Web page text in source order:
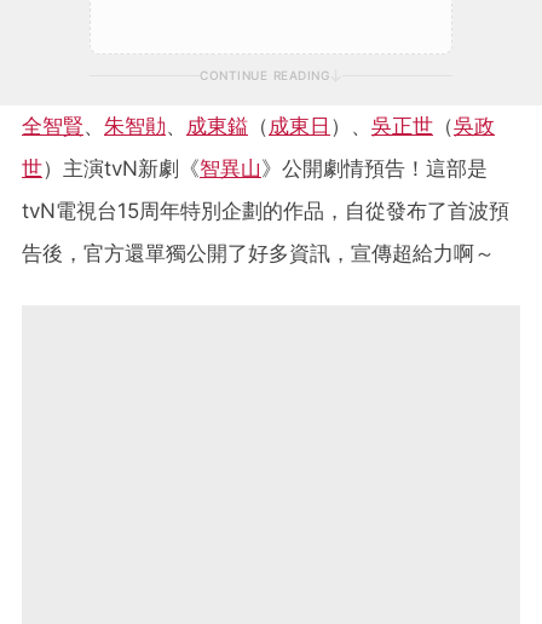
CONTINUE READING
全智賢、 朱智勛、 成東鎰 （ 成東日 ）、 吳正世 （吳政
世）主演tvN新劇《智異山》公開劇情預告！這部是
tvN電視台15周年特別企劃的作品，自從發布了首波預
告後，官方還單獨公開了好多資訊，宣傳超給力啊～